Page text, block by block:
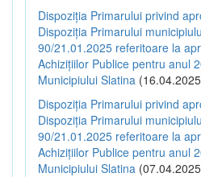
Dispoziția Primarului privind
Dispoziția Primarului
90/21.01.2025 referitoare la
Achizițiilor Publice pentru anul
Municipiului Slatina
Dispoziția Primarului privind
Dispoziția Primarului
90/21.01.2025 referitoare la
Achizițiilor Publice pentru anul
Municipiului Slatina